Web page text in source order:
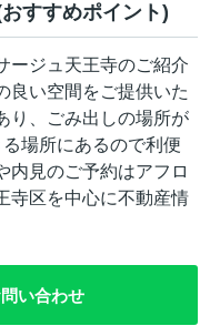
すすめポイント)
ージュ天王寺のご紹介
良い空間をご提供いた
り、ごみ出しの場所が
場所にあるので利便
内見のご予約はアフロ
寺区を中心に不動産情
い合わせ